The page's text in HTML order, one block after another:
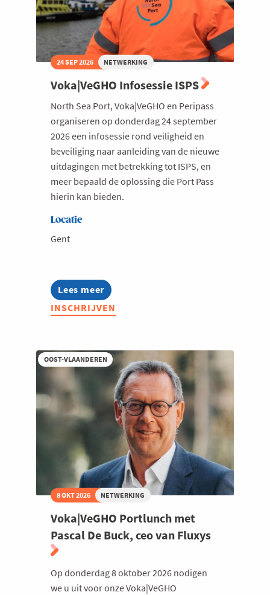
24 SEP 2026 NETWERKING
Voka|VeGHO Infosessie ISPS
North Sea Port, Voka|VeGHO en Peripass
organiseren op donderdag 24 september
2026 een infosessie rond veiligheid en
beveiliging naar aanleiding van de nieuwe
uitdagingen met betrekking tot ISPS, en
meer bepaald de oplossing die Port Pass
hierin kan bieden.
Locatie
Gent
Lees meer
about
Voka|VeGHO
Infosessie
INSCHRIJVEN
OOST-VLAANDEREN
8 OKT 2026 NETWERKING
Voka|VeGHO Portlunch met
Pascal De Buck, ceo van Fluxys
Op donderdag 8 oktober 2026 nodigen
we u uit voor onze Voka|VeGHO